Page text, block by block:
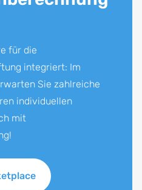
für die
integriert: Im
Sie zahlreiche
individuellen
mit